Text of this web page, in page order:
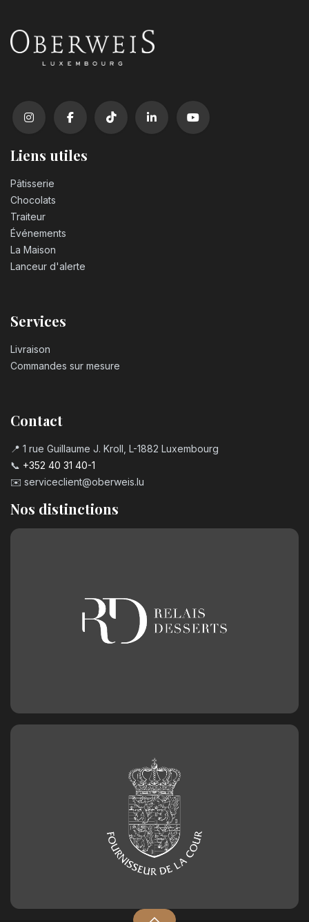
Liens utiles
Pâtisserie
Chocolats
Traiteur
Événements
La Maison
Lanceur d'alerte
Services
Livraison
Commandes sur mesure
Contact
📍 1 rue Guillaume J. Kroll, L-1882 Luxembourg
📞 +352 40 31 40-1
✉️ serviceclient@oberweis.lu
Nos distinctions